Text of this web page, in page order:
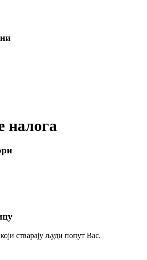
налога
стварају људи попут Вас.